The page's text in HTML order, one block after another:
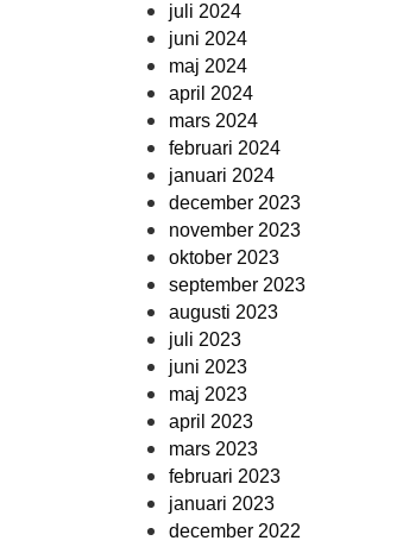
juli 2024
juni 2024
maj 2024
april 2024
mars 2024
februari 2024
januari 2024
december 2023
november 2023
oktober 2023
september 2023
augusti 2023
juli 2023
juni 2023
maj 2023
april 2023
mars 2023
februari 2023
januari 2023
december 2022